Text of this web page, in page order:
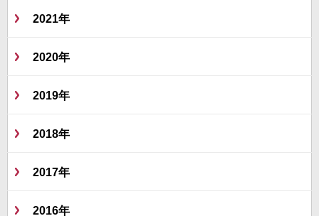
2021年
2020年
2019年
2018年
2017年
2016年